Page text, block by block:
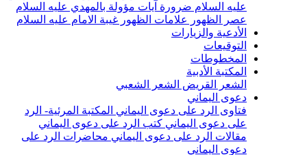
السلام ضرورة آيات مؤولة بالمهدي عليه السلام
علامات الظهورغيبة الامام عليه السلام
والزيارات
الأدبية
الشعر الشعبي
اليماني
الرد على دعوى اليماني المكتبة المرئية- الرد
دعوى اليماني كتب الرد على دعوى اليماني
الرد على دعوى اليماني محاضرات الرد على